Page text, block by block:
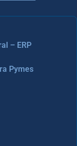
– ERP
Pymes